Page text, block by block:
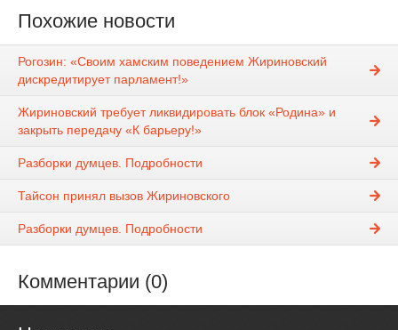
Похожие новости
Рогозин: «Своим хамским поведением Жириновский
дискредитирует парламент!»
Жириновский требует ликвидировать блок «Родина» и
закрыть передачу «К барьеру!»
Разборки думцев. Подробности
Тайсон принял вызов Жириновского
Разборки думцев. Подробности
Комментарии (0)